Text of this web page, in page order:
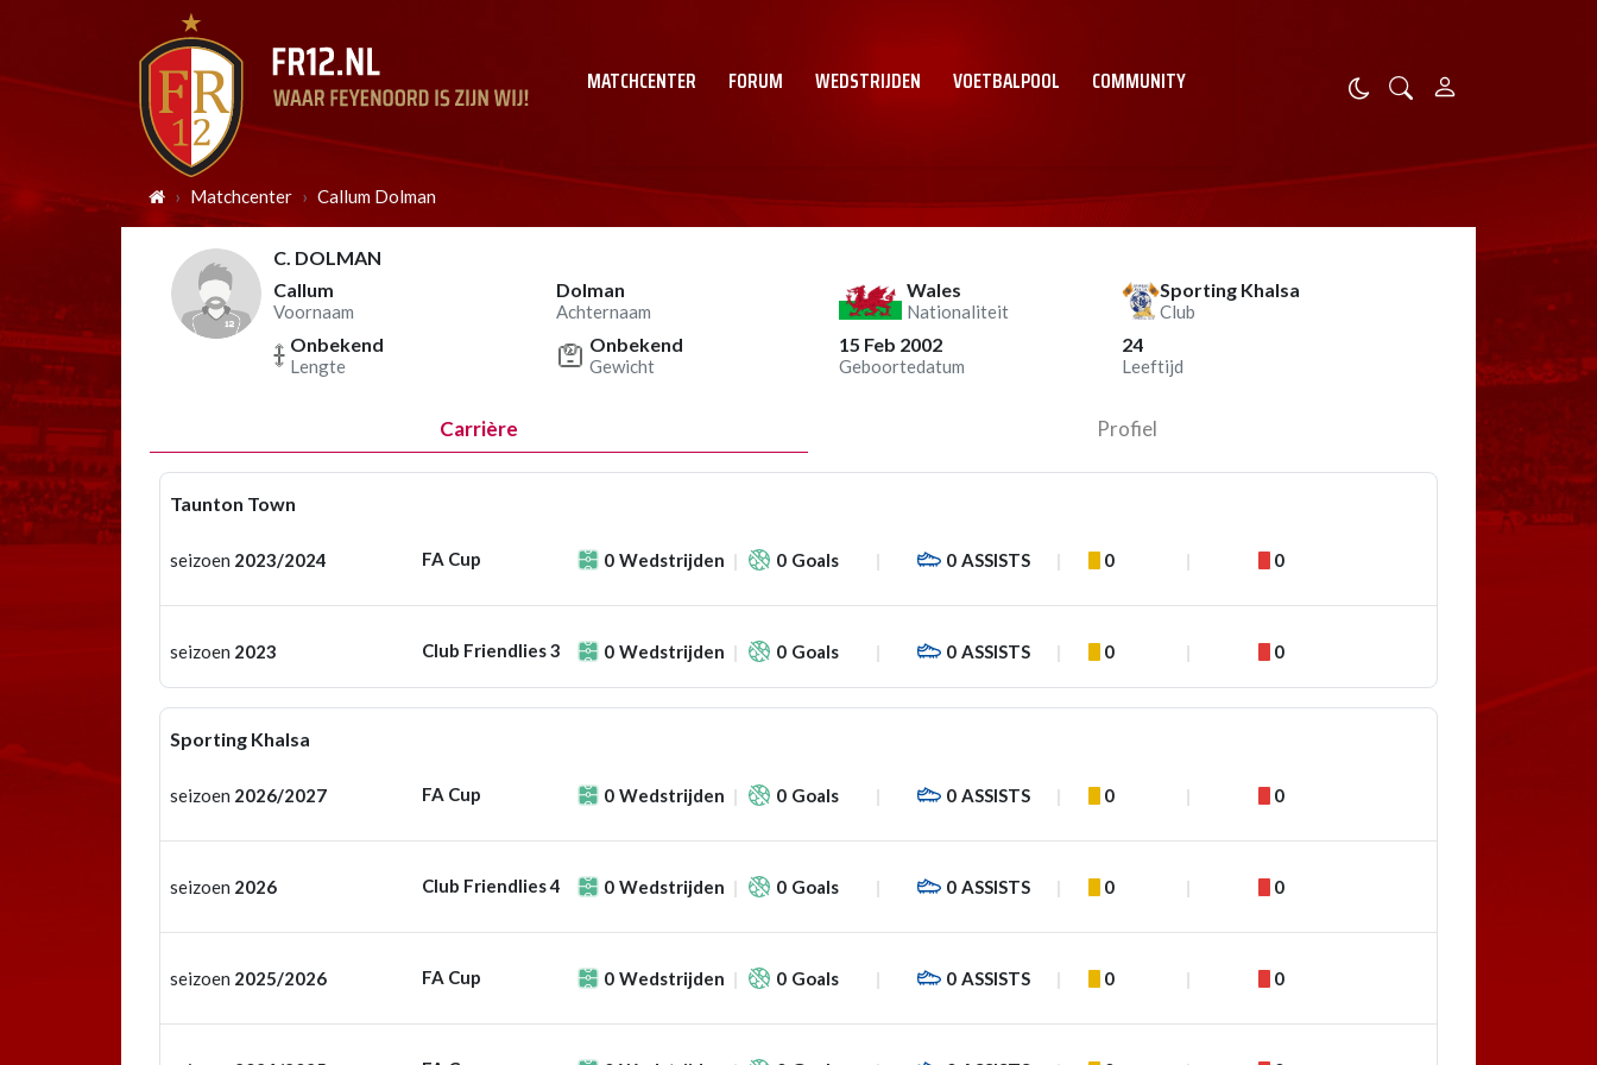
MATCHCENTER FORUM WEDSTRIJDEN VOETBALPOOL COMMUNITY
Matchcenter Callum Dolman
C. DOLMAN
Callum
Voornaam
Dolman
Achternaam
Wales
Nationaliteit
Sporting Khalsa
Club
Onbekend
Lengte
Onbekend
Gewicht
15 Feb 2002
Geboortedatum
24
Leeftijd
Carrière Profiel
Taunton Town
seizoen 2023/2024 FA Cup 0 Wedstrijden 0 Goals 0 ASSISTS 0 0
seizoen 2023 Club Friendlies 3 0 Wedstrijden 0 Goals 0 ASSISTS 0 0
Sporting Khalsa
seizoen 2026/2027 FA Cup 0 Wedstrijden 0 Goals 0 ASSISTS 0 0
seizoen 2026 Club Friendlies 4 0 Wedstrijden 0 Goals 0 ASSISTS 0 0
seizoen 2025/2026 FA Cup 0 Wedstrijden 0 Goals 0 ASSISTS 0 0